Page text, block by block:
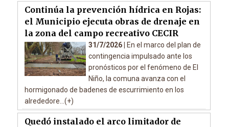
Continúa la prevención hídrica en Rojas:
el Municipio ejecuta obras de drenaje en
la zona del campo recreativo CECIR
31/7/2026 |
En el marco del plan de
contingencia impulsado ante los
pronósticos por el fenómeno de El
Niño, la comuna avanza con el
hormigonado de badenes de escurrimiento en los
alrededore...(+)
Quedó instalado el arco limitador de